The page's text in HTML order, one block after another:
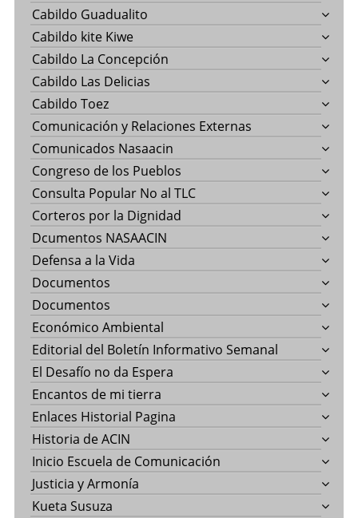
Cabildo Guadualito
Cabildo kite Kiwe
Cabildo La Concepción
Cabildo Las Delicias
Cabildo Toez
Comunicación y Relaciones Externas
Comunicados Nasaacin
Congreso de los Pueblos
Consulta Popular No al TLC
Corteros por la Dignidad
Dcumentos NASAACIN
Defensa a la Vida
Documentos
Documentos
Económico Ambiental
Editorial del Boletín Informativo Semanal
El Desafío no da Espera
Encantos de mi tierra
Enlaces Historial Pagina
Historia de ACIN
Inicio Escuela de Comunicación
Justicia y Armonía
Kueta Susuza